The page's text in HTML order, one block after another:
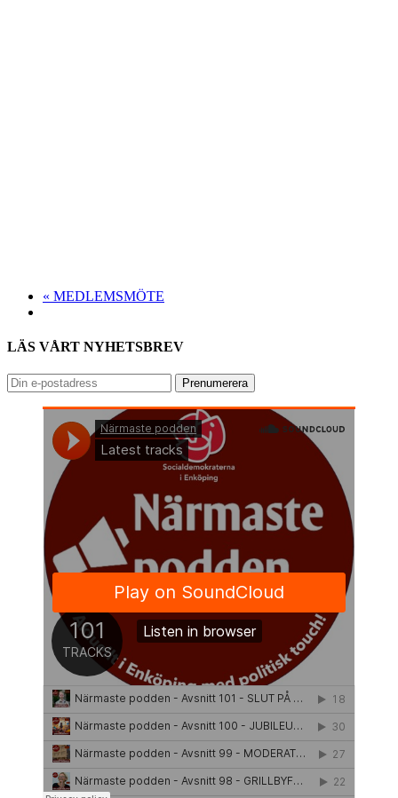
« MEDLEMSMÖTE
LÄS VÅRT NYHETSBREV